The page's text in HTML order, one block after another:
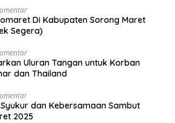
Di Kabupaten Sorong Maret
Segera)
Uluran Tangan untuk Korban
dan Thailand
Syukur dan Kebersamaan Sambut
2025